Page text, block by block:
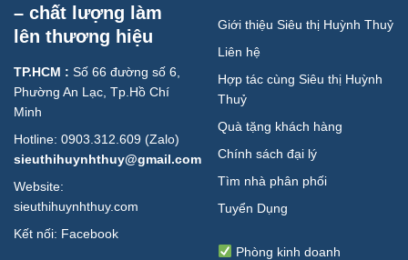
– chất lượng làm
lên thương hiệu
TP.HCM : Số 66 đường số 6,
Phường An Lạc, Tp.Hồ Chí
Minh
Hotline: 0903.312.609 (Zalo)
sieuthihuynhthuy@gmail.com
Website:
sieuthihuynhthuy.com
Kết nối: Facebook
Giới thiệu Siêu thị Huỳnh Thuỷ
Liên hệ
Hợp tác cùng Siêu thị Huỳnh
Thuỷ
Quà tặng khách hàng
Chính sách đại lý
Tìm nhà phân phối
Tuyển Dụng
Phòng kinh doanh